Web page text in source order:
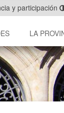
y participación
LA